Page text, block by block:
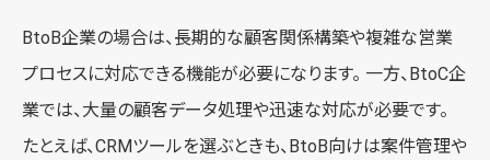
BtoB企業の場合は、長期的な顧客関係構築や複雑な営業
プロセスに対応できる機能が必要になります。 一方、BtoC企
業では、大量の顧客データ処理や迅速な対応が必要です。
たとえば、CRMツールを選ぶときも、BtoB向けは案件管理や